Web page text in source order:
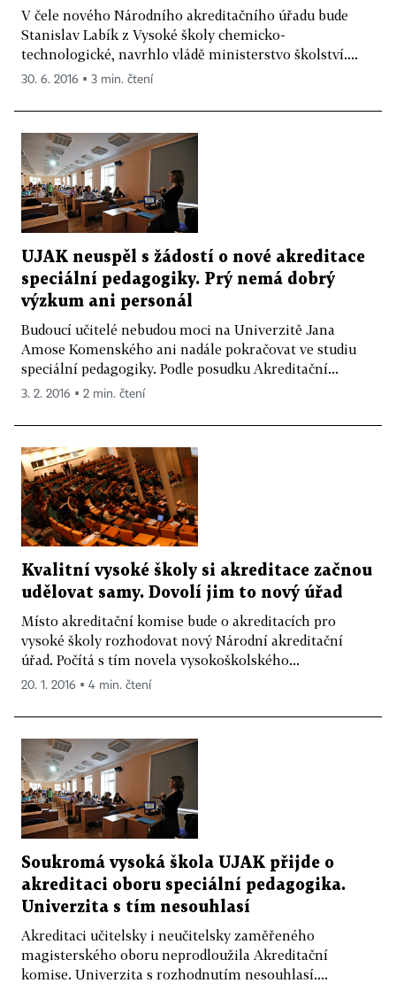
V čele nového Národního akreditačního úřadu bude
Stanislav Labík z Vysoké školy chemicko-
technologické, navrhlo vládě ministerstvo školství....
30. 6. 2016 ▪ 3 min. čtení
UJAK neuspěl s žádostí o nové akreditace
speciální pedagogiky. Prý nemá dobrý
výzkum ani personál
Budoucí učitelé nebudou moci na Univerzitě Jana
Amose Komenského ani nadále pokračovat ve studiu
speciální pedagogiky. Podle posudku Akreditační...
3. 2. 2016 ▪ 2 min. čtení
Kvalitní vysoké školy si akreditace začnou
udělovat samy. Dovolí jim to nový úřad
Místo akreditační komise bude o akreditacích pro
vysoké školy rozhodovat nový Národní akreditační
úřad. Počítá s tím novela vysokoškolského...
20. 1. 2016 ▪ 4 min. čtení
Soukromá vysoká škola UJAK přijde o
akreditaci oboru speciální pedagogika.
Univerzita s tím nesouhlasí
Akreditaci učitelsky i neučitelsky zaměřeného
magisterského oboru neprodloužila Akreditační
komise. Univerzita s rozhodnutím nesouhlasí....